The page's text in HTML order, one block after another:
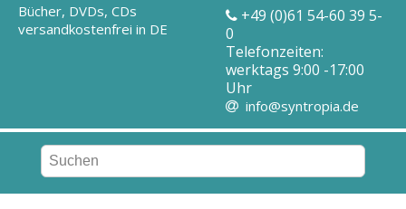
Bücher, DVDs, CDs
versandkostenfrei in DE
+49 (0)61 54-60 39 5-
0
Telefonzeiten:
werktags 9:00 -17:00
Uhr
info@syntropia.de